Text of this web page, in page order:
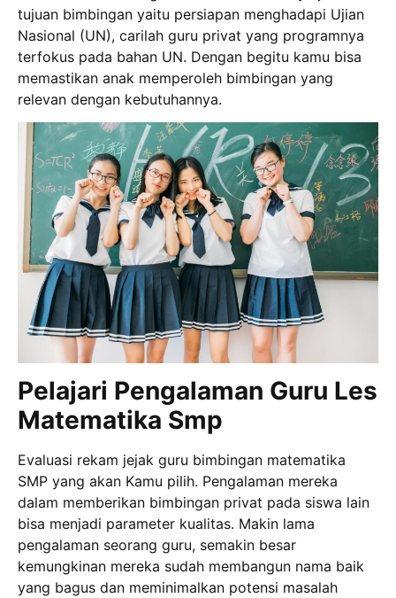
tujuan bimbingan yaitu persiapan menghadapi Ujian
Nasional (UN), carilah guru privat yang programnya
terfokus pada bahan UN. Dengan begitu kamu bisa
memastikan anak memperoleh bimbingan yang
relevan dengan kebutuhannya.
Pelajari Pengalaman Guru Les
Matematika Smp
Evaluasi rekam jejak guru bimbingan matematika
SMP yang akan Kamu pilih. Pengalaman mereka
dalam memberikan bimbingan privat pada siswa lain
bisa menjadi parameter kualitas. Makin lama
pengalaman seorang guru, semakin besar
kemungkinan mereka sudah membangun nama baik
yang bagus dan meminimalkan potensi masalah